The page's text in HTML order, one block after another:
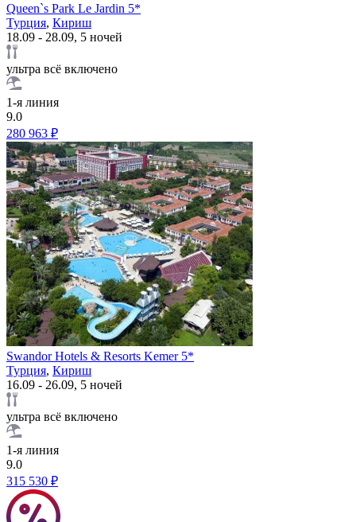
Queen`s Park Le Jardin 5*
Турция, Кириш
18.09 - 28.09, 5 ночей
ультра всё включено
1-я линия
9.0
280 963 ₽
Swandor Hotels & Resorts Kemer 5*
Турция, Кириш
16.09 - 26.09, 5 ночей
ультра всё включено
1-я линия
9.0
315 530 ₽